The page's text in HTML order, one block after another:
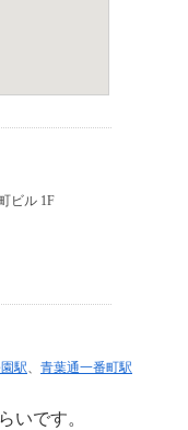
駅、 青葉通一番町駅
いです。